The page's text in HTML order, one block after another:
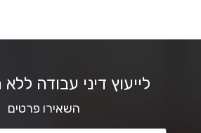
לייעוץ דיני עבודה
השאירו פרטים